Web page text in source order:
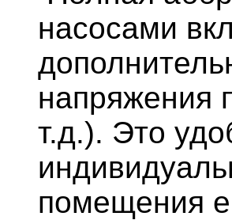
насосами
напряжения
т.д.). Это
помещения